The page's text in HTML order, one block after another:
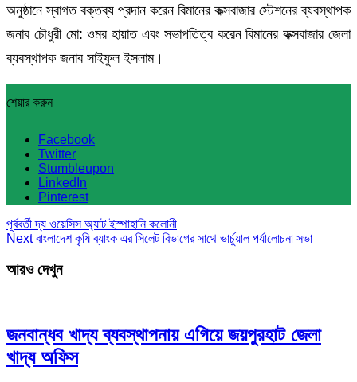
অনুষ্ঠানে স্বাগত বক্তব্য প্রদান করেন বিমানের কক্সবাজার স্টেশনের ব্যবস্থাপক
জনাব চৌধুরী মো: ওমর হায়াত এবং সভাপতিত্ব করেন বিমানের কক্সবাজার জেলা
ব্যবস্থাপক জনাব সাইফুল ইসলাম।
শেয়ার করুন
Facebook
Twitter
Stumbleupon
LinkedIn
Pinterest
পূর্ববর্তীদ্য ওয়েসিস অ্যাট ইস্পাহানি কলোনী
Nextবাংলাদেশ কৃষি ব্যাংক এর সিলেট বিভাগের সাথে ভার্চুয়াল পর্যালোচনা সভা
আরও দেখুন
জনবান্ধব খাদ্য ব্যবস্থাপনায় এগিয়ে জয়পুরহাট জেলা
খাদ্য অফিস